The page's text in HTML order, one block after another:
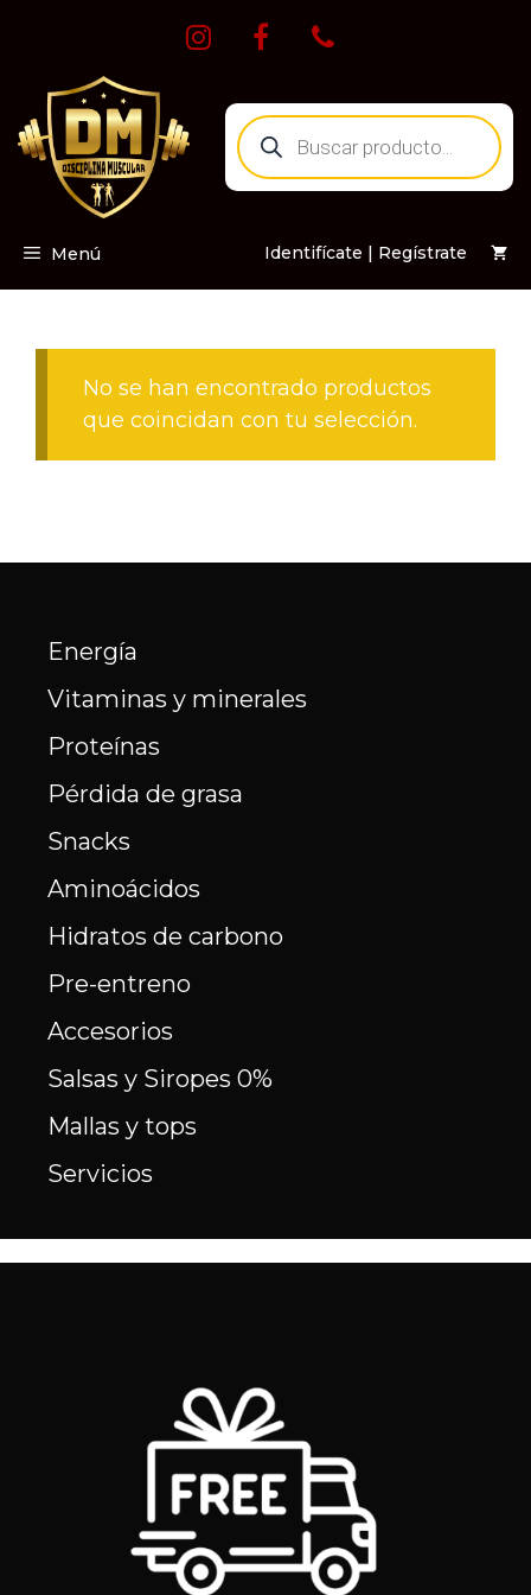
contenido
Búsqueda
de
productos
Menú Identifícate | Regístrate
No se han encontrado productos
que coincidan con tu selección.
Energía
Vitaminas y minerales
Proteínas
Pérdida de grasa
Snacks
Aminoácidos
Hidratos de carbono
Pre-entreno
Accesorios
Salsas y Siropes 0%
Mallas y tops
Servicios